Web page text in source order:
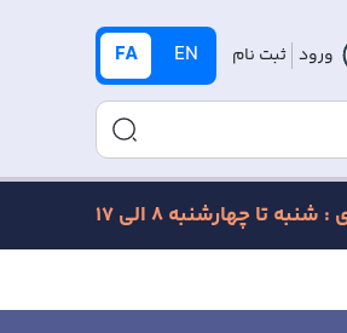
ورود ثبت نام EN
FA
تا چهارشنبه 8 الی 17